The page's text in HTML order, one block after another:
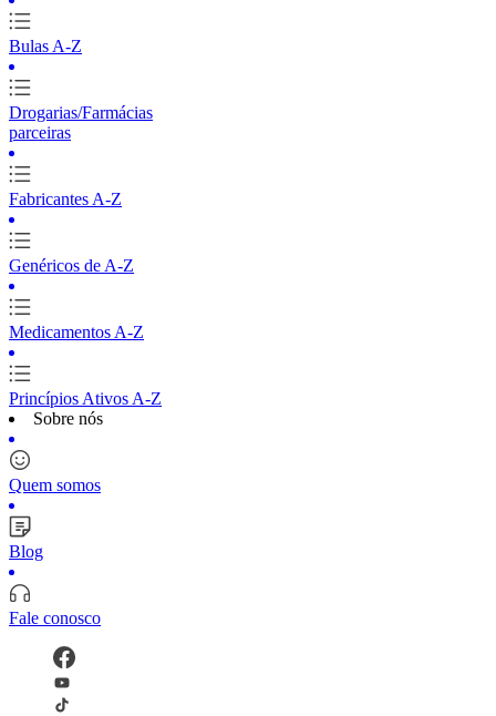
Bulas A-Z
Drogarias/Farmácias
parceiras
Fabricantes A-Z
Genéricos de A-Z
Medicamentos A-Z
Princípios Ativos A-Z
Sobre nós
Quem somos
Blog
Fale conosco